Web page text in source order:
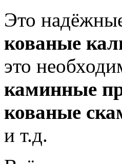
Это
кованые
это
каминные
кованые
и т.д.